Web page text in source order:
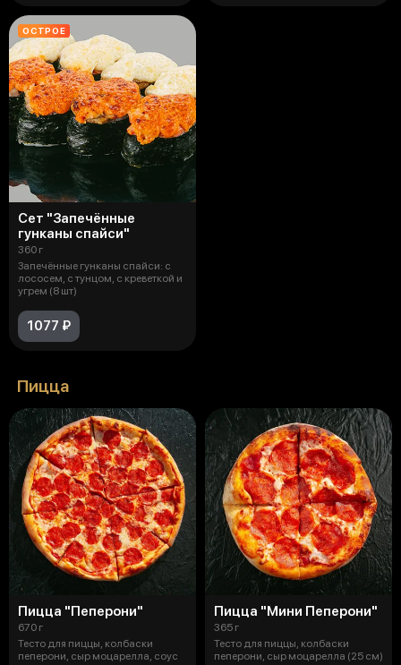
ОСТРОЕ
Сет "Запечённые
гунканы спайси"
360 г
Запечённые гунканы спайси: с
лососем, с тунцом, с креветкой и
угрем (8 шт)
1077 ₽
Пицца
Пицца "Пеперони"
670 г
Тесто для пиццы, колбаски
пеперони, сыр моцарелла, соус
Пицца "Мини Пеперони"
365 г
Тесто для пиццы, колбаски
пеперони, сыр моцарелла (25 см)